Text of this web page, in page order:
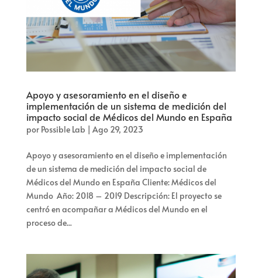
Apoyo y asesoramiento en el diseño e
implementación de un sistema de medición del
impacto social de Médicos del Mundo en España
por Possible Lab | Ago 29, 2023
Apoyo y asesoramiento en el diseño e implementación
de un sistema de medición del impacto social de
Médicos del Mundo en España Cliente: Médicos del
Mundo Año: 2018 – 2019 Descripción: El proyecto se
centró en acompañar a Médicos del Mundo en el
proceso de...